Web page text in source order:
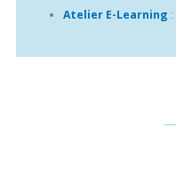
Atelier E-Learning